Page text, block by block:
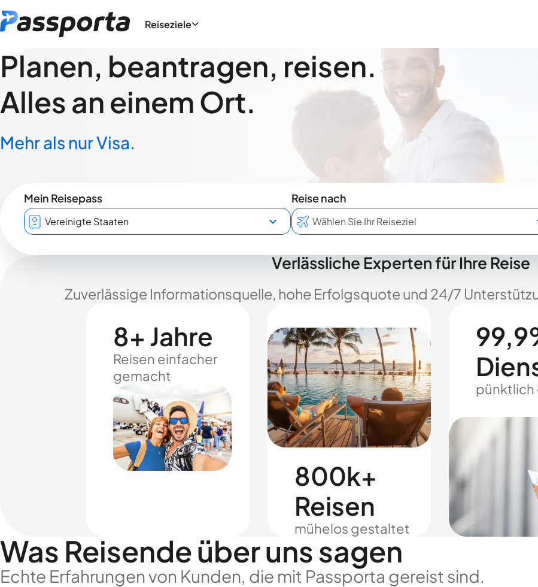
Reiseziele
Planen, beantragen, reisen.
Alles an einem Ort.
Mehr als nur Visa.
Mein Reisepass
Reise nach
Verlässliche Experten für Ihre Reise
Zuverlässige Informationsquelle, hohe Erfolgsquote und 24/7
8+ Jahre
Reisen einfacher
gemacht
800k+
Reisen
mühelos gestaltet
Was Reisende über uns sagen
Echte Erfahrungen von Kunden, die mit Passporta gereist sind.